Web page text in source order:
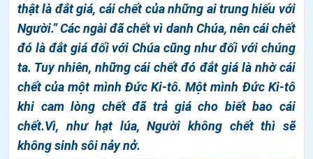
thật là đắt giá, cái chết của những ai trung hiếu với
Người.” Các ngài đã chết vì danh Chúa, nên cái chết
đó là đắt giá đối với Chúa cũng như đối với chúng
ta. Tuy nhiên, những cái chết đó đắt giá là nhờ cái
chết của một mình Đức Ki-tô. Một mình Đức Ki-tô
khi cam lòng chết đã trả giá cho biết bao cái
chết.Vì, như hạt lúa, Người không chết thì sẽ
không sinh sôi nảy nở.